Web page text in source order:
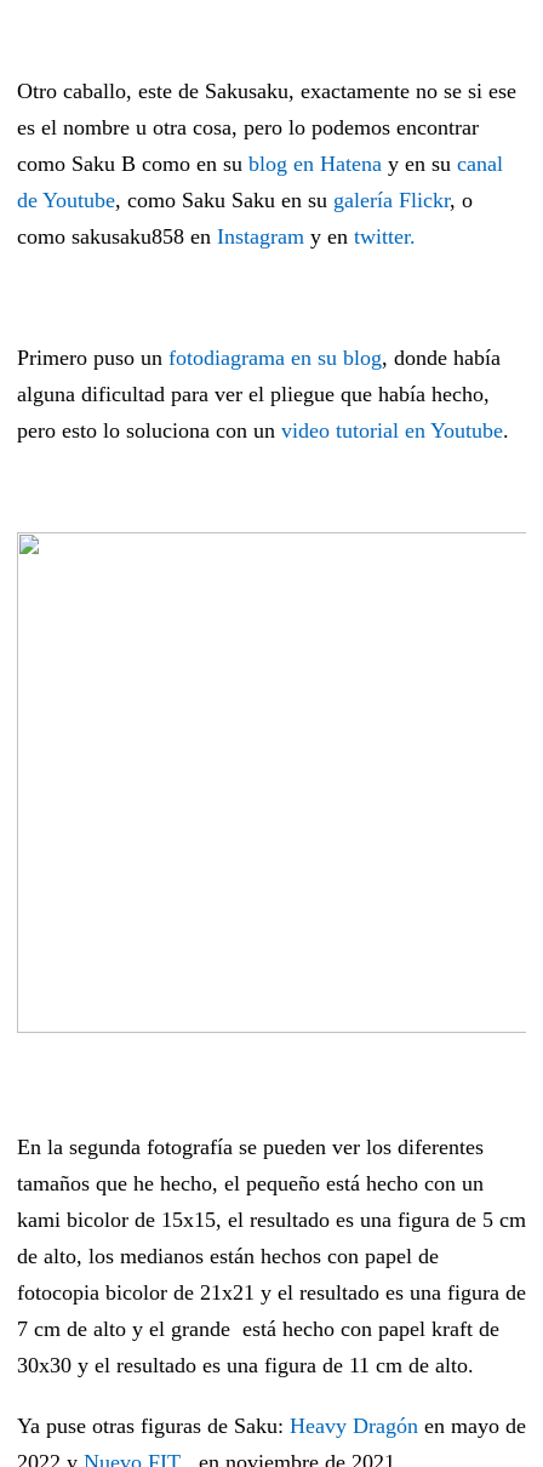
Otro caballo, este de Sakusaku, exactamente no se si ese
es el nombre u otra cosa, pero lo podemos encontrar
como Saku B como en su blog en Hatena y en su canal
de Youtube, como Saku Saku en su galería Flickr, o
como sakusaku858 en Instagram y en twitter.
Primero puso un fotodiagrama en su blog, donde había
alguna dificultad para ver el pliegue que había hecho,
pero esto lo soluciona con un video tutorial en Youtube.
En la segunda fotografía se pueden ver los diferentes
tamaños que he hecho, el pequeño está hecho con un
kami bicolor de 15x15, el resultado es una figura de 5 cm
de alto, los medianos están hechos con papel de
fotocopia bicolor de 21x21 y el resultado es una figura de
7 cm de alto y el grande está hecho con papel kraft de
30x30 y el resultado es una figura de 11 cm de alto.
Ya puse otras figuras de Saku: Heavy Dragón en mayo de